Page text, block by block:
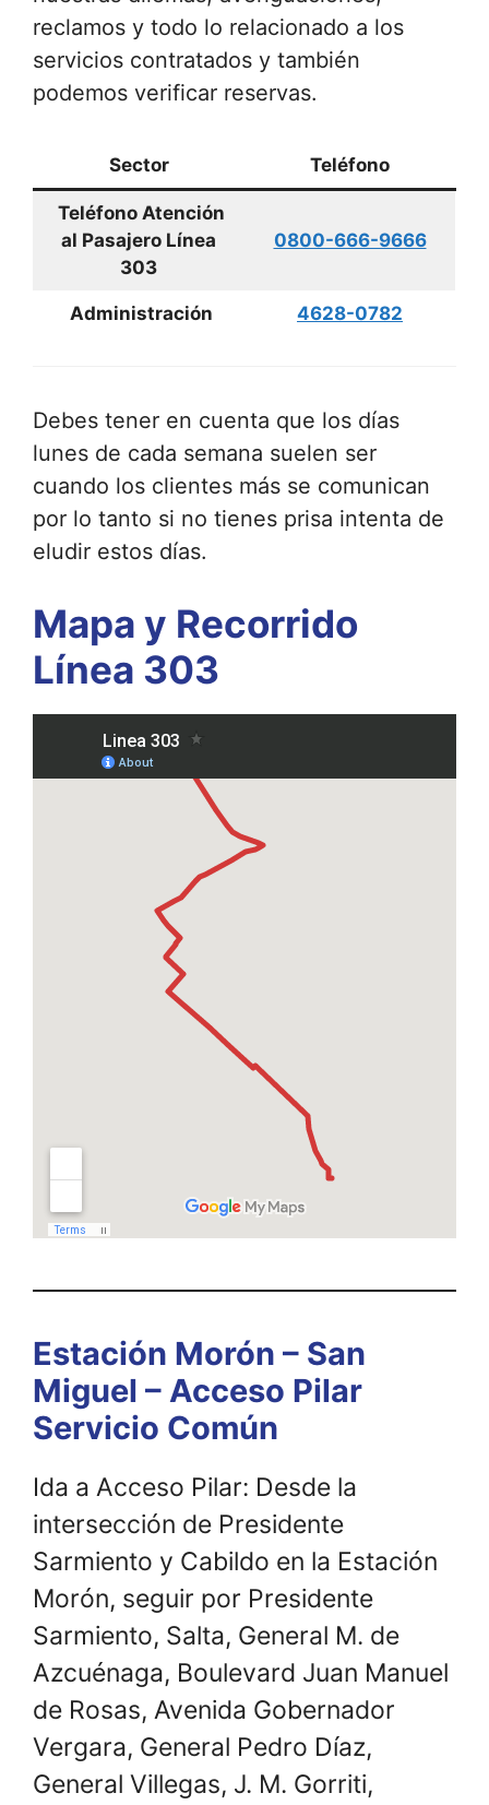
reclamos y todo lo relacionado a los
servicios contratados y también
podemos verificar reservas.
Sector Teléfono
Teléfono Atención
al Pasajero Línea
303
0800-666-9666
Administración 4628-0782
Debes tener en cuenta que los días
lunes de cada semana suelen ser
cuando los clientes más se comunican
por lo tanto si no tienes prisa intenta de
eludir estos días.
Mapa y Recorrido
Línea 303
Estación Morón – San
Miguel – Acceso Pilar
Servicio Común
Ida a Acceso Pilar: Desde la
intersección de Presidente
Sarmiento y Cabildo en la Estación
Morón, seguir por Presidente
Sarmiento, Salta, General M. de
Azcuénaga, Boulevard Juan Manuel
de Rosas, Avenida Gobernador
Vergara, General Pedro Díaz,
General Villegas, J. M. Gorriti,